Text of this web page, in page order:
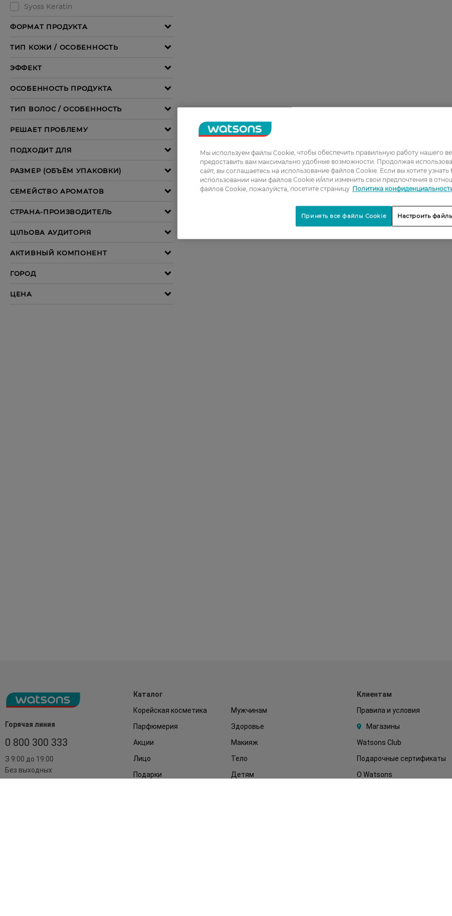
Горячая линия
0 800 300 333
З 9:00 до 19:00
Без выходных
Каталог
Корейская косметика
Мужчинам
Парфюмерия
Здоровье
Акции
Макияж
Лицо
Тело
Подарки
Детям
Клиентам
Правила и условия
Магазины
Watsons Club
Подарочные сертификаты
О Watsons
Мы используем файлы Cookie, чтобы обеспечить правильную работу нашего
предоставить вам максимально удобные возможности. Продолжая
сайт, вы соглашаетесь на использование файлов Cookie. Если вы хотите
использовании нами файлов Cookie и/или изменить свои предпочтения в
файлов Cookie, пожалуйста, посетите страницу Политика
Настроить
Принять все файлы Cookie